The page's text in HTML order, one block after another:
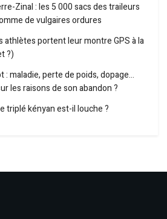
Zinal : les 5 000 sacs des traileurs
de vulgaires ordures
athlètes portent leur montre GPS à la
?)
: maladie, perte de poids, dopage…
les raisons de son abandon ?
triplé kényan est-il louche ?